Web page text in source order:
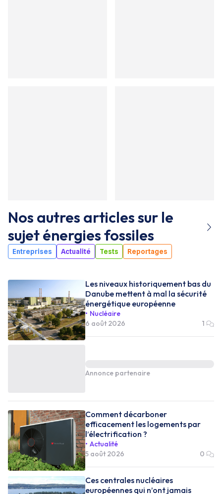
Nos autres articles sur le
sujeténergies fossiles
Entreprises Actualité Tests Reportages
Les niveaux historiquement bas du
Danube mettent à mal la sécurité
énergétique européenne
Nucléaire
6 août 2026
1
Annonce partenaire
Comment décarboner
efficacement les logements par
l’électrification ?
Actualité
5 août 2026
0
Ces centrales nucléaires
européennes qui n’ont jamais